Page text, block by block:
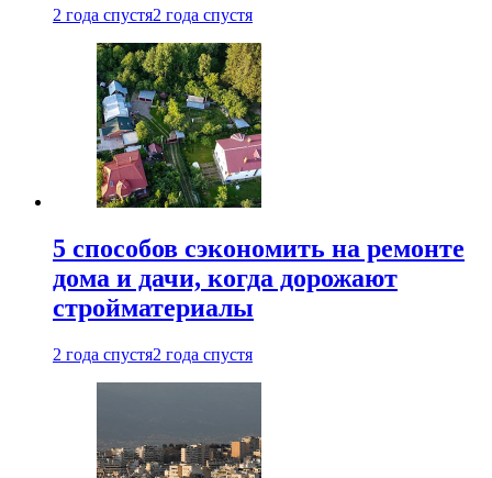
2 года спустя2 года спустя
5 способов сэкономить на ремонте
дома и дачи, когда дорожают
стройматериалы
2 года спустя2 года спустя